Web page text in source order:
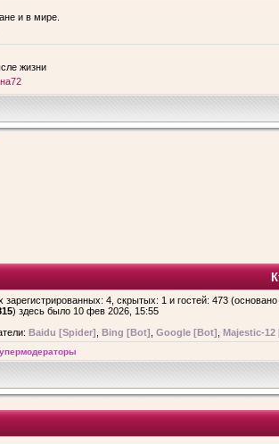
и в мире.
жизни
зарегистрированных: 4, скрытых: 1 и гостей: 473
) здесь было 10 фев 2026, 15:55
Baidu [Spider] Bing [Bot] Google [Bot] Majestic-12